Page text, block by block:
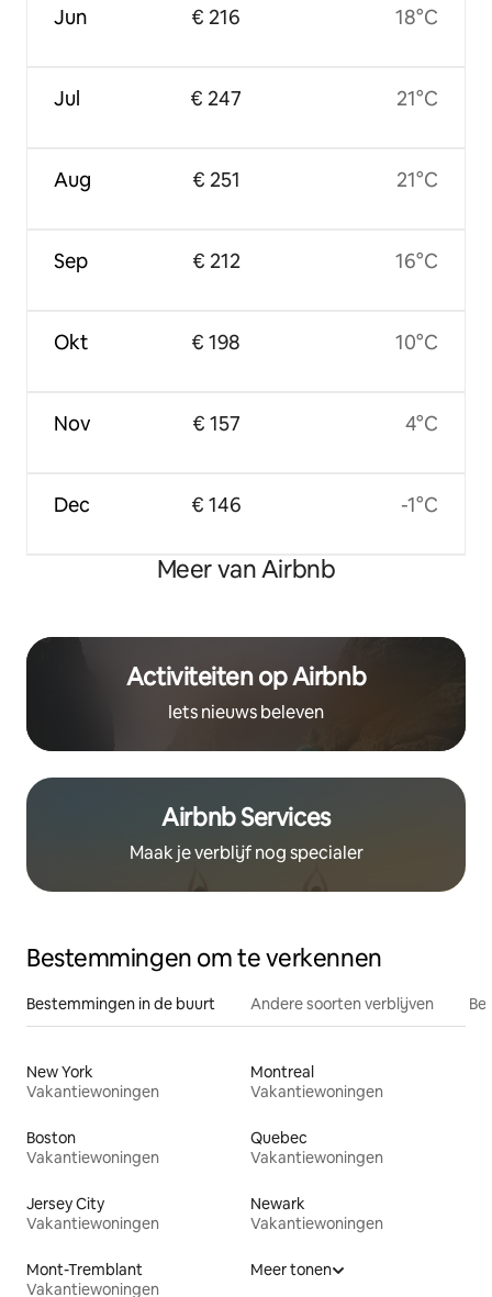
Jun
Jul
Aug
Sep
Okt
Nov
Dec
€ 216
€ 247
€ 251
€ 212
€ 198
€ 157
€ 146
18°C
21°C
21°C
16°C
10°C
4°C
-1°C
Meer van Airbnb
Activiteiten op Airbnb
Iets nieuws beleven
Airbnb Services
Maak je verblijf nog specialer
Bestemmingen om te verkennen
Bestemmingen in de buurt Andere soorten verblijven
New York
Vakantiewoningen
Montreal
Vakantiewoningen
Boston
Vakantiewoningen
Quebec
Vakantiewoningen
Jersey City
Vakantiewoningen
Newark
Vakantiewoningen
Mont-Tremblant
Vakantiewoningen
Meer tonen